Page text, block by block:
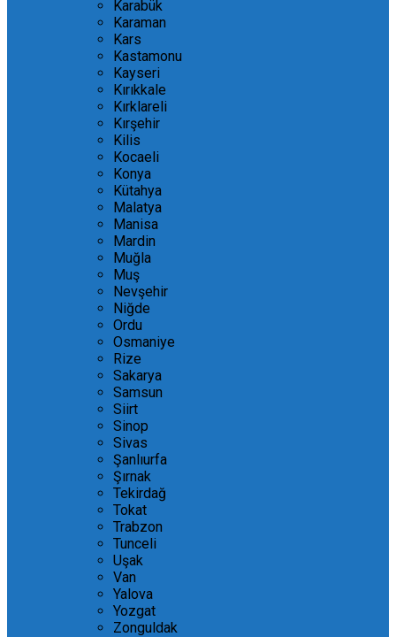
Karabük
Karaman
Kars
Kastamonu
Kayseri
Kırıkkale
Kırklareli
Kırşehir
Kilis
Kocaeli
Konya
Kütahya
Malatya
Manisa
Mardin
Muğla
Muş
Nevşehir
Niğde
Ordu
Osmaniye
Rize
Sakarya
Samsun
Siirt
Sinop
Sivas
Şanlıurfa
Şırnak
Tekirdağ
Tokat
Trabzon
Tunceli
Uşak
Van
Yalova
Yozgat
Zonguldak